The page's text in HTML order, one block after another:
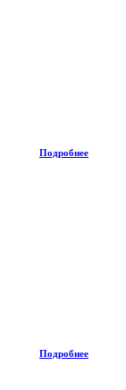
Подробнее
Подробнее